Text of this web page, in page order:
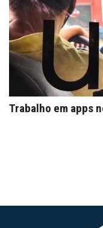
Trabalho em apps